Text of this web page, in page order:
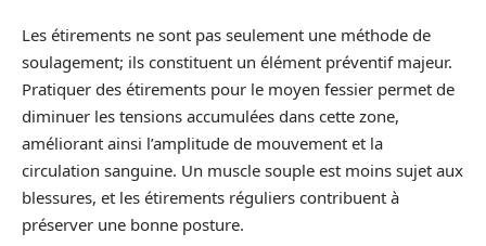
Les étirements ne sont pas seulement une méthode de
soulagement; ils constituent un élément préventif majeur.
Pratiquer des étirements pour le moyen fessier permet de
diminuer les tensions accumulées dans cette zone,
améliorant ainsi l’amplitude de mouvement et la
circulation sanguine. Un muscle souple est moins sujet aux
blessures, et les étirements réguliers contribuent à
préserver une bonne posture.